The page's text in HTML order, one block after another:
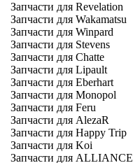
Запчасти для Revelation
Запчасти для Wakamatsu
Запчасти для Winpard
Запчасти для Stevens
Запчасти для Chatte
Запчасти для Lipault
Запчасти для Eberhart
Запчасти для Monopol
Запчасти для Feru
Запчасти для AlezaR
Запчасти для Happy Trip
Запчасти для Koi
Запчасти для ALLIANCE